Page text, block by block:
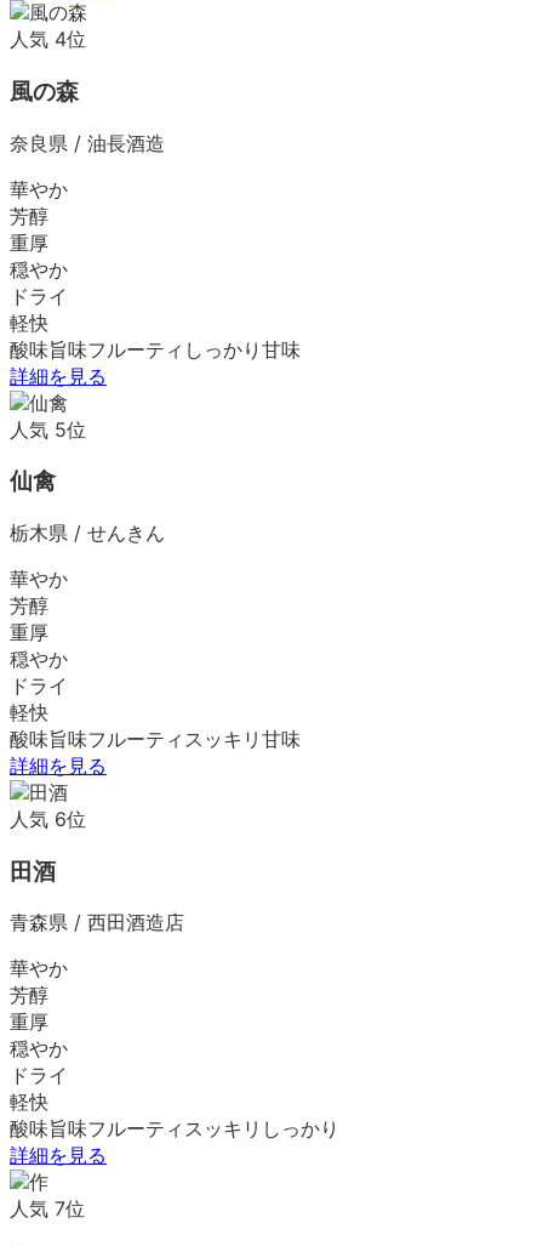
人気 4位
風の森
奈良県 / 油長酒造
華やか
芳醇
重厚
穏やか
ドライ
軽快
酸味旨味フルーティ しっかり 甘味
詳細を見る
人気 5位
仙禽
栃木県 / せんきん
華やか
芳醇
重厚
穏やか
ドライ
軽快
酸味旨味フルーティ スッキリ 甘味
詳細を見る
人気 6位
田酒
青森県 / 西田酒造店
華やか
芳醇
重厚
穏やか
ドライ
軽快
酸味旨味フルーティ スッキリ しっかり
詳細を見る
人気 7位